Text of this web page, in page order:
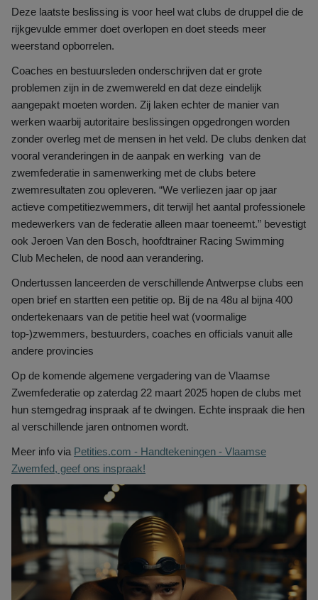
Deze laatste beslissing is voor heel wat clubs de druppel die de
rijkgevulde emmer doet overlopen en doet steeds meer
weerstand opborrelen.
Coaches en bestuursleden onderschrijven dat er grote
problemen zijn in de zwemwereld en dat deze eindelijk
aangepakt moeten worden. Zij laken echter de manier van
werken waarbij autoritaire beslissingen opgedrongen worden
zonder overleg met de mensen in het veld. De clubs denken dat
vooral veranderingen in de aanpak en werking van de
zwemfederatie in samenwerking met de clubs betere
zwemresultaten zou opleveren. “We verliezen jaar op jaar
actieve competitiezwemmers, dit terwijl het aantal professionele
medewerkers van de federatie alleen maar toeneemt.” bevestigt
ook Jeroen Van den Bosch, hoofdtrainer Racing Swimming
Club Mechelen, de nood aan verandering.
Ondertussen lanceerden de verschillende Antwerpse clubs een
open brief en startten een petitie op. Bij de na 48u al bijna 400
ondertekenaars van de petitie heel wat (voormalige
top-)zwemmers, bestuurders, coaches en officials vanuit alle
andere provincies
Op de komende algemene vergadering van de Vlaamse
Zwemfederatie op zaterdag 22 maart 2025 hopen de clubs met
hun stemgedrag inspraak af te dwingen. Echte inspraak die hen
al verschillende jaren ontnomen wordt.
Meer info via Petities.com - Handtekeningen - Vlaamse
Zwemfed, geef ons inspraak!